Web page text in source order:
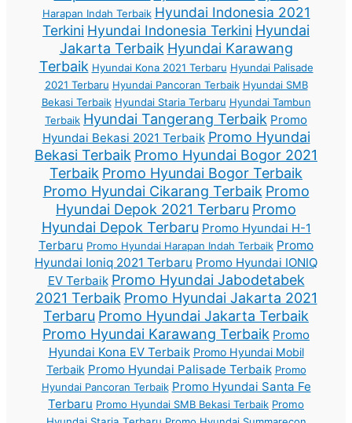
Harapan Indah Terbaik Hyundai Indonesia 2021
Terkini Hyundai Indonesia Terkini Hyundai
Jakarta Terbaik Hyundai Karawang
Terbaik Hyundai Kona 2021 Terbaru Hyundai Palisade
2021 Terbaru Hyundai Pancoran Terbaik Hyundai SMB
Bekasi Terbaik Hyundai Staria Terbaru Hyundai Tambun
Terbaik Hyundai Tangerang Terbaik Promo
Hyundai Bekasi 2021 Terbaik Promo Hyundai
Bekasi Terbaik Promo Hyundai Bogor 2021
Terbaik Promo Hyundai Bogor Terbaik
Promo Hyundai Cikarang Terbaik Promo
Hyundai Depok 2021 Terbaru Promo
Hyundai Depok Terbaru Promo Hyundai H-1
Terbaru Promo Hyundai Harapan Indah Terbaik Promo
Hyundai Ioniq 2021 Terbaru Promo Hyundai IONIQ
EV Terbaik Promo Hyundai Jabodetabek
2021 Terbaik Promo Hyundai Jakarta 2021
Terbaru Promo Hyundai Jakarta Terbaik
Promo Hyundai Karawang Terbaik Promo
Hyundai Kona EV Terbaik Promo Hyundai Mobil
Terbaik Promo Hyundai Palisade Terbaik Promo
Hyundai Pancoran Terbaik Promo Hyundai Santa Fe
Terbaru Promo Hyundai SMB Bekasi Terbaik Promo